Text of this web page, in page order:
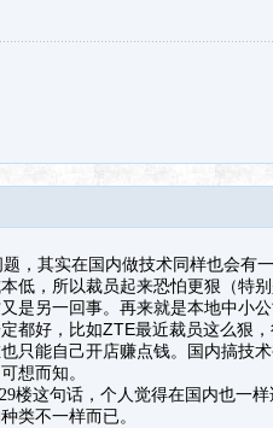
题，其实在国内做技术同样也会有
低，所以裁员起来恐怕更狠（特
是另一回事。再来就是本地中小
都好，比如ZTE最近裁员这么狠
只能自己开店赚点钱。国内搞技
想而知。
楼这句话，个人觉得在国内也一
类不一样而已。